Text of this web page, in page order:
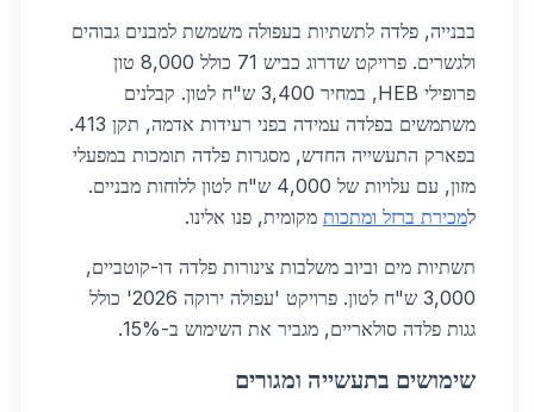
בבנייה, פלדה לתשתיות בעפולה משמשת למבנים גבוהים
ולגשרים. פרויקט שדרוג כביש 71 כולל 8,000 טון
פרופילי HEB, במחיר 3,400 ש"ח לטון. קבלנים
משתמשים בפלדה עמידה בפני רעידות אדמה, תקן 413.
בפארק התעשייה החדש, מסגרות פלדה תומכות במפעלי
מזון, עם עלויות של 4,000 ש"ח לטון ללוחות מבניים.
למכירת ברזל ומתכות מקומית, פנו אלינו.
תשתיות מים וביוב משלבות צינורות פלדה דו-קוטביים,
3,000 ש"ח לטון. פרויקט 'עפולה ירוקה 2026' כולל
גגות פלדה סולאריים, מגביר את השימוש ב-15%.
שימושים בתעשייה ומגורים